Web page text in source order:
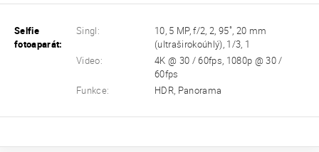
Selfie
fotoaparát:
Singl:
10, 5 MP, f/2, 2, 95˚, 20 mm
(ultraširokoúhlý), 1/3, 1
Video:
4K @ 30 / 60fps, 1080p @ 30 /
60fps
Funkce:
HDR, Panorama